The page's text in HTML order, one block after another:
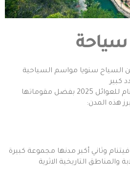
سياحة
السياح سنويا مواسم السياحية
كبير
من محبي السياحة في فيتنام للعوائل 2025 بفضل مقوماتها
هذه المدن:
وثاني أكبر مدنها مجموعة كبيرة
والمناطق التاريخية الاثرية